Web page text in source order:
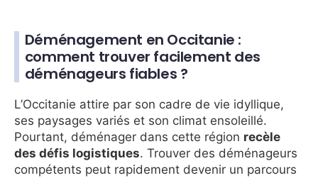
Déménagement en Occitanie :
comment trouver facilement des
déménageurs fiables ?
L’Occitanie attire par son cadre de vie idyllique,
ses paysages variés et son climat ensoleillé.
Pourtant, déménager dans cette région recèle
des défis logistiques. Trouver des déménageurs
compétents peut rapidement devenir un parcours